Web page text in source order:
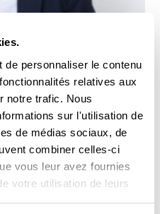
personnaliser le contenu
relatives aux
notre trafic. Nous
sur l'utilisation de
de médias sociaux, de
combiner celles-ci
vous leur avez fournies
votre utilisation de leurs